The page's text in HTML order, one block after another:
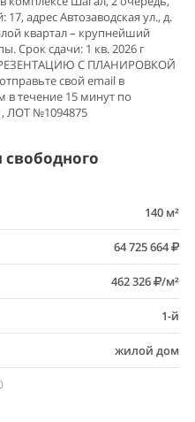
17, адрес Автозаводская ул., д.
квартал – крупнейший
Срок сдачи: 1 кв. 2026 г
С ПЛАНИРОВКОЙ
свой email в
течение 15 минут по
ЛОТ №1094875
140 м²
64 725 664
462 326 /м²
1-й
жилой дом